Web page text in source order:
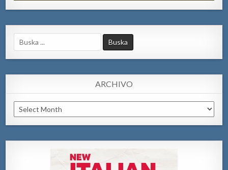
Search
for:
ARCHIVO
Archivo